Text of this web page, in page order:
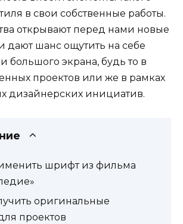
в свои собственные работы.
открывают перед нами новые
дают шанс ощутить на себе
большого экрана, будь то в
проектов или же в рамках
дизайнерских инициатив.
шрифт из фильма
оригинальные
проектов